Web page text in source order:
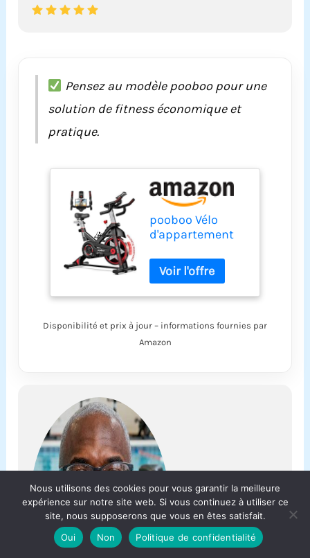
Pensez au modèle pooboo pour une
solution de fitness économique et
pratique.
pooboo Vélo
d'appartement
pour salle de
sport à domicile,
vélo d'intérieur à
magnétique avec
confortable et
Disponibilité et prix à jour – informations fournies par
Amazon
Nous utilisons des cookies pour vous garantir la meilleure
expérience sur notre site web. Si vous continuez à utiliser ce
site, nous supposerons que vous en êtes satisfait.
Oui
Non Politique de confidentialité